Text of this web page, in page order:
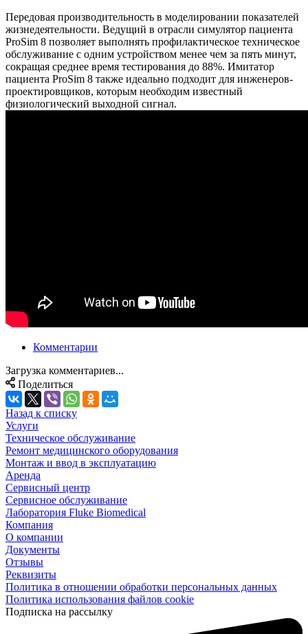
Передовая производительность в моделировании показателей
жизнедеятельности. Ведущий в отрасли симулятор пациента
ProSim 8 позволяет выполнять профилактическое техническое
обслуживание с одним устройством менее чем за пять минут,
сокращая среднее время тестирования до 88%. Имитатор
пациента ProSim 8 также идеально подходит для инженеров-
проектировщиков, которым необходим известный
физиологический выходной сигнал.
Комментарии
Загрузка комментариев...
Поделиться
Назад к списку
Услуги
Техническое обслуживание
Ремонт медицинского оборудования
Монтаж и ввод в эксплуатацию
Аренда
Сервисный центр
Сервисное обслуживание
Лаборатория Fluke Biomedical
Компания
О компании
Документы
Отзывы
Реквизиты
Политика в отношении обработки персональных данных
Политика использования файлов cookie
Подписка на рассылку